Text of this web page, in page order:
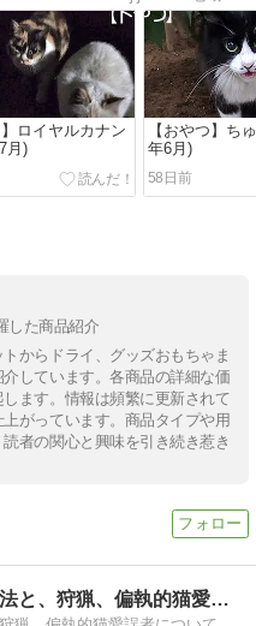
】ロイヤルカナン
月)
【おやつ】ち
年6月)
58日前
した商品紹介
からドライ、グッズおもちゃま
しています。各商品の詳細な価
ます。情報は頻繁に更新されて
がっています。商品タイプや用
者の関心と興味を引き続き惹き
正しい"迷惑な猫"の駆除方法と、狩猟、偏執的猫愛誤者について